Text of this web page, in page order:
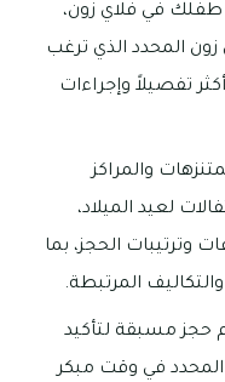
طفلك في فلاي زون،
المحدد الذي ترغب
تفصيلاً وإجراءات
والمراكز
لعيد الميلاد،
وترتيبات الحجز، بما
المرتبطة.
حجز مسبقة لتأكيد
المحدد في وقت مبكر